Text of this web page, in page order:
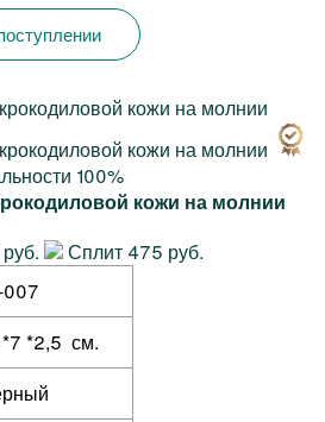
100%
кожи на молнии
Сплит 475 руб.
007
*7 *2,5 см.